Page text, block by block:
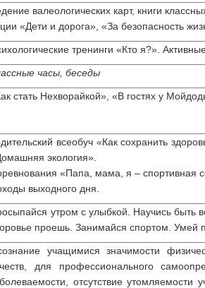
валеологических карт, книги
«Дети и дорога», «За безопасность
тренинги «Кто я?».
часы, беседы
стать Нехворайкой», «В гостях у
всеобуч «Как сохранить
экология».
«Папа, мама, я – спортивная
выходного дня.
утром с улыбкой. Научись быть
проешь. Занимайся спортом. Умей
учащимися значимости
для профессионального
отсутствие